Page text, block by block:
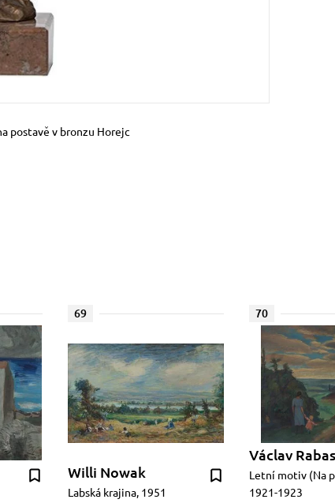
postavě v bronzu Horejc
69
Willi Nowak
Labská krajina, 1951
70
Václav Rabas
Letní motiv (Na
1921-1923